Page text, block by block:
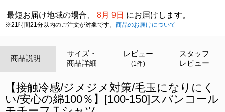
最短お届け地域の場合、 8月 9日 にお届けします。
※21時間21分以内のご注文が対象です。 商品のお届けについて
商品説明
サイズ・
商品詳細
レビュー
(1件)
スタッフ
レビュー
【接触冷感/ジメジメ対策/毛玉になりにく
い/安心の綿100％】[100-150]スパンコール